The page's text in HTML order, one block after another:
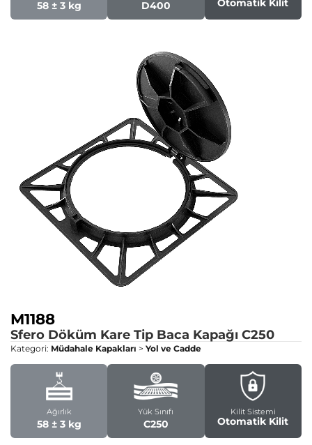
58 ± 3 kg D400 Otomatik Kilit
M1188
Sfero Döküm Kare Tip Baca Kapağı C250
Kategori: Müdahale Kapakları > Yol ve Cadde
Ağırlık
58 ± 3 kg
Yük Sınıfı
C250
Kilit Sistemi
Otomatik Kilit